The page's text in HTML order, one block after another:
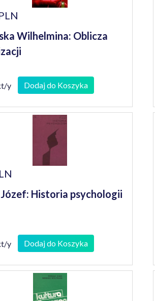
Wilhelmina: Oblicza
y Dodaj do Koszyka
Historia psychologii
y Dodaj do Koszyka